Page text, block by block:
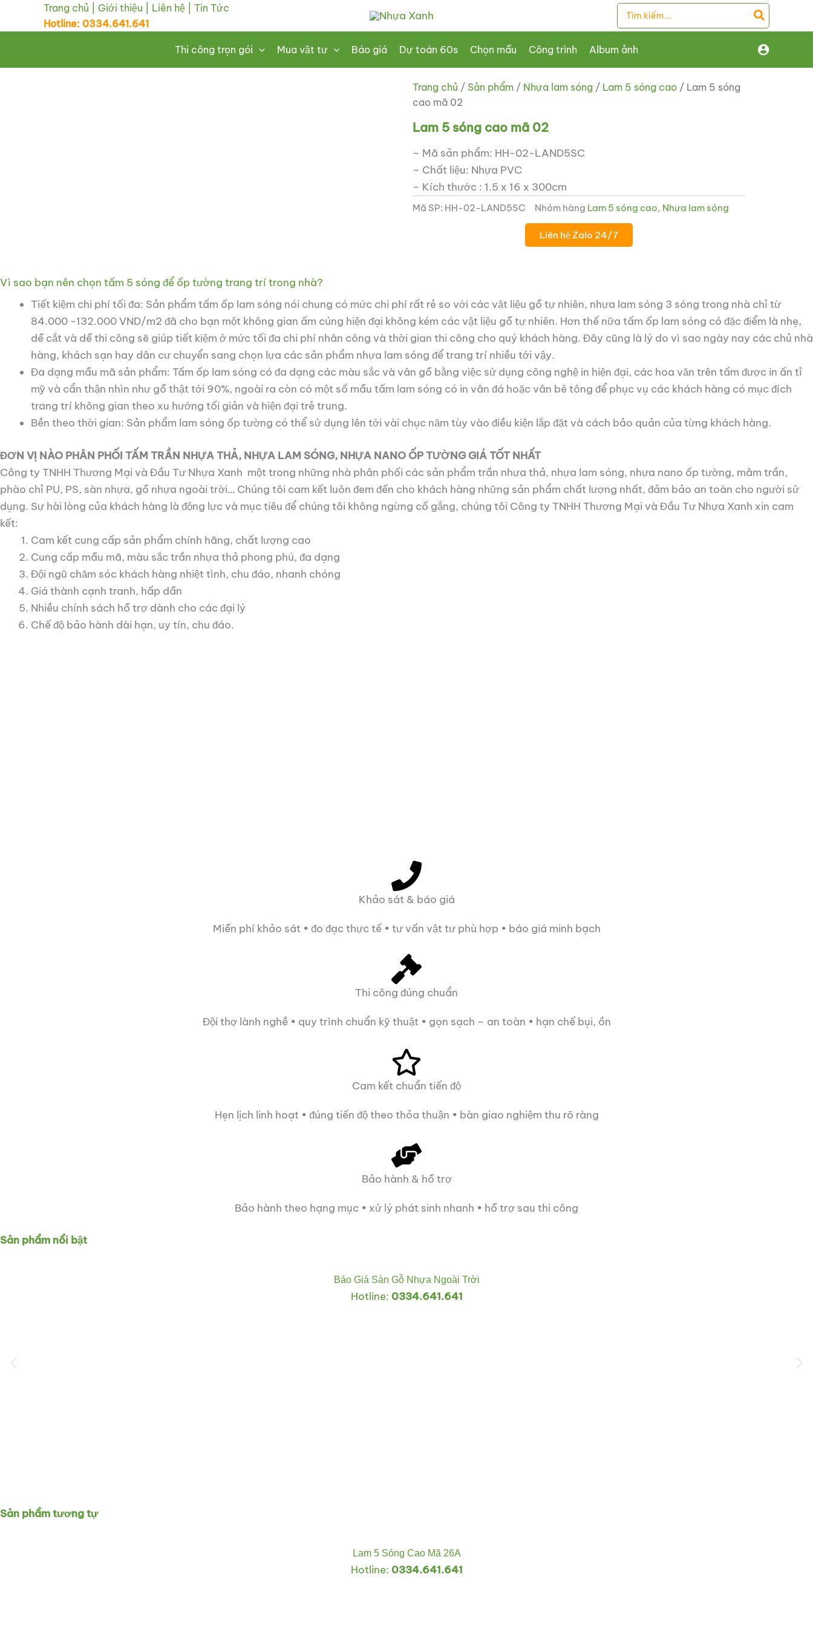
Trang chủ Giới thiệu Liên hệ
Tin Tức
Hotline: 0334.641.641
Search
for:
Thi công trọn gói Mua vật tư Báo giá Dự toán 60s Chọn mẫu Công trình Album ảnh
Trang chủ / Sản phẩm / Nhựa lam sóng / Lam 5 sóng cao / Lam 5 sóng
cao mã 02
Lam 5 sóng cao mã 02
– Mã sản phẩm: HH-02-LAND5SC
– Chất liệu: Nhựa PVC
– Kích thước : 1.5 x 16 x 300cm
Mã SP: HH-02-LAND5SC Nhóm hàng Lam 5 sóng cao, Nhựa lam sóng
Liên hệ Zalo 24/7
Vì sao bạn nên chọn tấm 5 sóng để ốp tường trang trí trong nhà?
Tiết kiệm chi phí tối đa: Sản phẩm tấm ốp lam sóng nói chung có mức chi phí rất rẻ so với các vật liệu gỗ tự nhiên, nhựa lam sóng 3 sóng trong nhà chỉ từ
84.000 -132.000 VND/m2 đã cho bạn một không gian ấm cúng hiện đại không kém các vật liệu gỗ tự nhiên. Hơn thế nữa tấm ốp lam sóng có đặc điểm là nhẹ,
dễ cắt và dễ thi công sẽ giúp tiết kiệm ở mức tối đa chi phí nhân công và thời gian thi công cho quý khách hàng. Đây cũng là lý do vì sao ngày nay các chủ nhà
hàng, khách sạn hay dân cư chuyển sang chọn lựa các sản phẩm nhựa lam sóng để trang trí nhiều tới vậy.
Đa dạng mẫu mã sản phẩm: Tấm ốp lam sóng có đa dạng các màu sắc và vân gỗ bằng việc sử dụng công nghệ in hiện đại, các hoa văn trên tấm được in ấn tỉ
mỹ và cẩn thận nhìn như gỗ thật tới 90%, ngoài ra còn có một số mẫu tấm lam sóng có in vân đá hoặc vân bê tông để phục vụ các khách hàng có mục đích
trang trí không gian theo xu hướng tối giản và hiện đại trẻ trung.
Bền theo thời gian: Sản phẩm lam sóng ốp tường có thể sử dụng lên tới vài chục năm tùy vào điều kiện lắp đặt và cách bảo quản của từng khách hàng.
ĐƠN VỊ NÀO PHÂN PHỐI TẤM TRẦN NHỰA THẢ, NHỰA LAM SÓNG, NHỰA NANO ỐP TƯỜNG GIÁ TỐT NHẤT
Công ty TNHH Thương Mại và Đầu Tư Nhựa Xanh một trong những nhà phân phối các sản phẩm trần nhựa thả, nhựa lam sóng, nhựa nano ốp tường, mâm trần,
phào chỉ PU, PS, sàn nhựa, gỗ nhựa ngoài trời… Chúng tôi cam kết luôn đem đến cho khách hàng những sản phẩm chất lượng nhất, đảm bảo an toàn cho người sử
dụng. Sự hài lòng của khách hàng là động lực và mục tiêu để chúng tôi không ngừng cố gắng, chúng tôi Công ty TNHH Thương Mại và Đầu Tư Nhựa Xanh xin cam
kết:
Cam kết cung cấp sản phẩm chính hãng, chất lượng cao
Cung cấp mẫu mã, màu sắc trần nhựa thả phong phú, đa dạng
Đội ngũ chăm sóc khách hàng nhiệt tình, chu đáo, nhanh chóng
Giá thành cạnh tranh, hấp dẫn
Nhiều chính sách hỗ trợ dành cho các đại lý
Chế độ bảo hành dài hạn, uy tín, chu đáo.
Khảo sát & báo giá
Miễn phí khảo sát • đo đạc thực tế • tư vấn vật tư phù hợp • báo giá minh bạch
Thi công đúng chuẩn
Đội thợ lành nghề • quy trình chuẩn kỹ thuật • gọn sạch – an toàn • hạn chế bụi, ồn
Cam kết chuẩn tiến độ
Hẹn lịch linh hoạt • đúng tiến độ theo thỏa thuận • bàn giao nghiệm thu rõ ràng
Bảo hành & hỗ trợ
Bảo hành theo hạng mục • xử lý phát sinh nhanh • hỗ trợ sau thi công
Sản phẩm nổi bật
Báo Giá Sàn Gỗ Nhựa Ngoài Trời
Hotline: 0334.641.641
Sản phẩm tương tự
Lam 5 Sóng Cao Mã 26A
Hotline: 0334.641.641